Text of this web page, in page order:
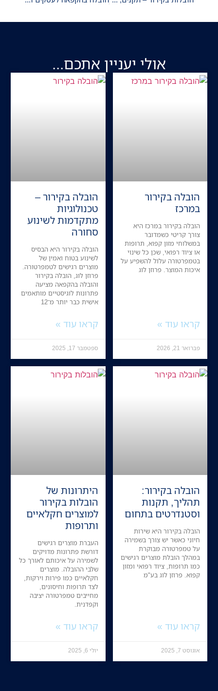
אולי יעניין אתכם...
הובלה בקירור
במרכז
הובלה בקירור במרכז היא
צורך קריטי כשמדובר
במשלוחי מזון קפוא, תרופות
או ציוד רפואי, שכן כל שינוי
בטמפרטורה עלול להשפיע על
איכות המוצר. פרוזן לוג
קראו עוד »
פברואר 21, 2026
הובלה בקירור –
טכנולוגיות
מתקדמות לשינוע
סחורה
הובלה בקירור היא הבסיס
לשינוע בטוח ואמין של
מוצרים רגישים לטמפרטורה.
פרוזן לוג, הובלה בקירור
והובלה בהקפאה מציעה
פתרונות לוגיסטיים מותאמים
אישית כבר יותר מ־12
קראו עוד »
ספטמבר 17, 2025
הובלה בקירור:
תהליך, תקנות
וסטנדרטים בתחום
הובלה בקירור היא שירות
חיוני כאשר יש צורך בשמירה
על טמפרטורה מבוקרת
במהלך הובלת מוצרים רגישים
כמו תרופות, ציוד רפואי ומזון
קפוא. פרוזן לוג בע"מ
קראו עוד »
אוגוסט 7, 2025
היתרונות של
הובלות בקירור
למוצרים חקלאיים
ותרופות
העברת מוצרים רגישים
דורשת פתרונות מדויקים
לשמירה על איכותם לאורך כל
שלבי ההובלה. מוצרים
חקלאיים כמו פירות וירקות,
לצד תרופות וחיסונים,
מחייבים טמפרטורה יציבה
וקפדנית.
קראו עוד »
יולי 6, 2025